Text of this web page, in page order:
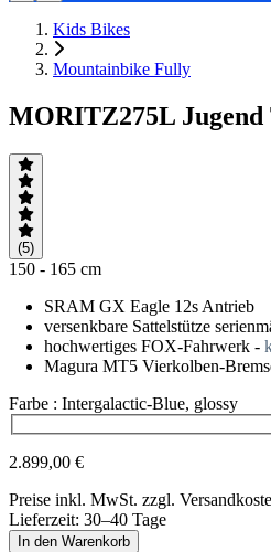
Kids Bikes
Mountainbike Fully
MORITZ275L
(5)
150 - 165 cm
SRAM GX Eagle 12s Antrieb
versenkbare Sattelstütze
hochwertiges FOX-Fahrwerk -
Magura MT5 Vierkolben-
Farbe : Intergalactic-Blue, glossy
Wähle eine Farbe
2.899,00 €
Preise inkl. MwSt. zzgl.
Lieferzeit: 30–40 Tage
In den Warenkorb